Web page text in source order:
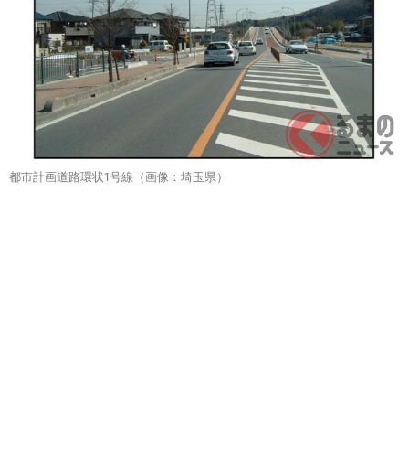
都市計画道路環状1号線（画像：埼玉県）